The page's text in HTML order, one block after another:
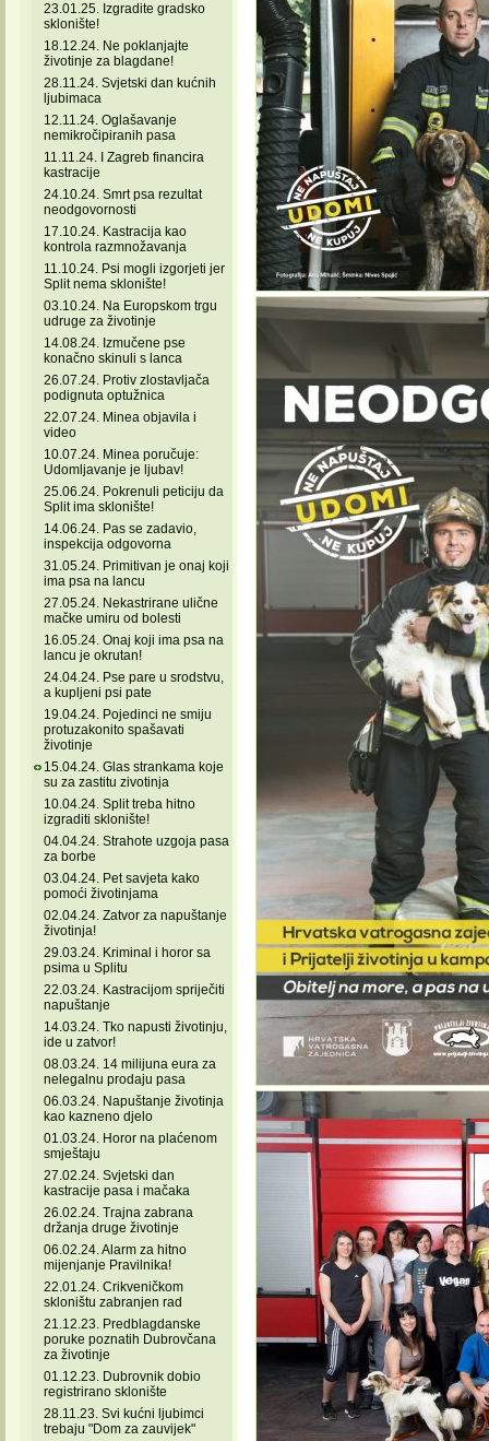
23.01.25. Izgradite gradsko
sklonište!
18.12.24. Ne poklanjajte
životinje za blagdane!
28.11.24. Svjetski dan kućnih
ljubimaca
12.11.24. Oglašavanje
nemikročipiranih pasa
11.11.24. I Zagreb financira
kastracije
24.10.24. Smrt psa rezultat
neodgovornosti
17.10.24. Kastracija kao
kontrola razmnožavanja
11.10.24. Psi mogli izgorjeti jer
Split nema sklonište!
03.10.24. Na Europskom trgu
udruge za životinje
14.08.24. Izmučene pse
konačno skinuli s lanca
26.07.24. Protiv zlostavljača
podignuta optužnica
22.07.24. Minea objavila i
video
10.07.24. Minea poručuje:
Udomljavanje je ljubav!
25.06.24. Pokrenuli peticiju da
Split ima sklonište!
14.06.24. Pas se zadavio,
inspekcija odgovorna
31.05.24. Primitivan je onaj koji
ima psa na lancu
27.05.24. Nekastrirane ulične
mačke umiru od bolesti
16.05.24. Onaj koji ima psa na
lancu je okrutan!
24.04.24. Pse pare u srodstvu,
a kupljeni psi pate
19.04.24. Pojedinci ne smiju
protuzakonito spašavati
životinje
15.04.24. Glas strankama koje
su za zastitu zivotinja
10.04.24. Split treba hitno
izgraditi sklonište!
04.04.24. Strahote uzgoja pasa
za borbe
03.04.24. Pet savjeta kako
pomoći životinjama
02.04.24. Zatvor za napuštanje
životinja!
29.03.24. Kriminal i horor sa
psima u Splitu
22.03.24. Kastracijom spriječiti
napuštanje
14.03.24. Tko napusti životinju,
ide u zatvor!
08.03.24. 14 milijuna eura za
nelegalnu prodaju pasa
06.03.24. Napuštanje životinja
kao kazneno djelo
01.03.24. Horor na plaćenom
smještaju
27.02.24. Svjetski dan
kastracije pasa i mačaka
26.02.24. Trajna zabrana
držanja druge životinje
06.02.24. Alarm za hitno
mijenjanje Pravilnika!
22.01.24. Crikveničkom
skloništu zabranjen rad
21.12.23. Predblagdanske
poruke poznatih Dubrovčana
za životinje
01.12.23. Dubrovnik dobio
registrirano sklonište
28.11.23. Svi kućni ljubimci
trebaju "Dom za zauvijek"